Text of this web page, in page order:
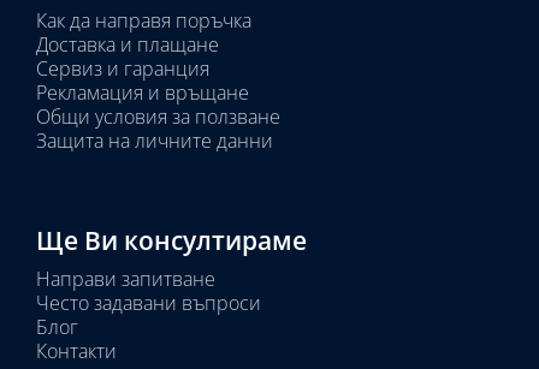
Как да направя поръчка
Доставка и плащане
Сервиз и гаранция
Рекламация и връщане
Общи условия за ползване
Защита на личните данни
Ще Ви консултираме
Направи запитване
Често задавани въпроси
Блог
Контакти